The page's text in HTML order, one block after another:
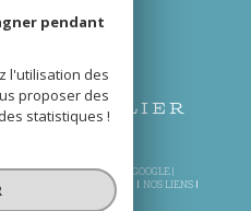
POWERED BY GOOGLE |
ADMIN
NOS LIENS
pendant
l'utilisation des
proposer des
statistiques !